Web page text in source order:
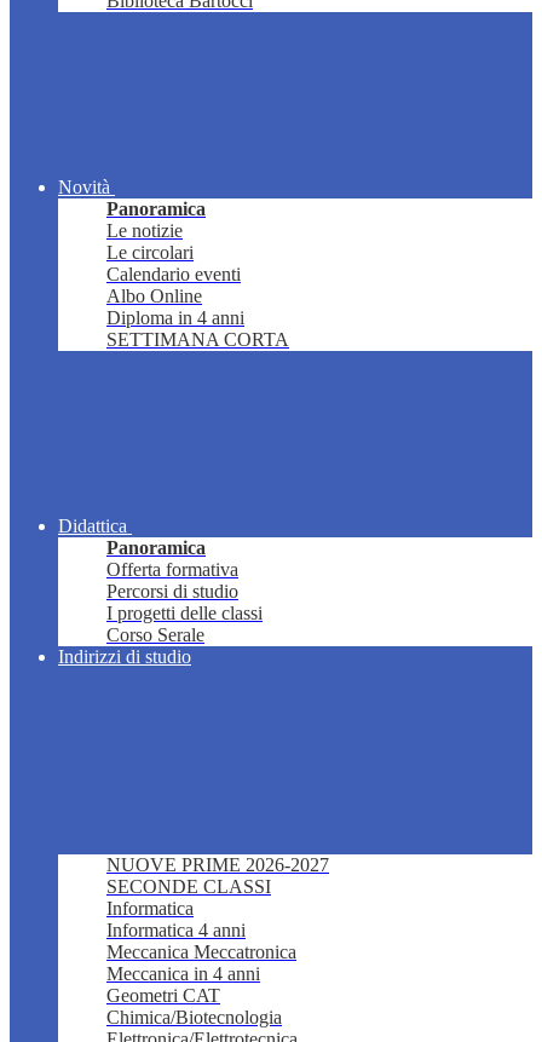
Novità
Panoramica
Le notizie
Le circolari
Calendario eventi
Albo Online
Diploma in 4 anni
SETTIMANA CORTA
Didattica
Panoramica
Offerta formativa
Percorsi di studio
I progetti delle classi
Corso Serale
Indirizzi di studio
NUOVE PRIME 2026-2027
SECONDE CLASSI
Informatica
Informatica 4 anni
Meccanica Meccatronica
Meccanica in 4 anni
Geometri CAT
Chimica/Biotecnologia